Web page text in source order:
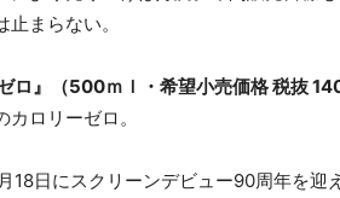
まらない。
ロ』（500ｍｌ・希望小売価格 税抜
ロリーゼロ。
18日にスクリーンデビュー90周年を迎